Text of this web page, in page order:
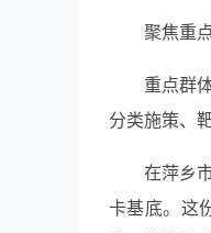
聚焦重
重点群
分类施策、
在萍乡
卡基底。这